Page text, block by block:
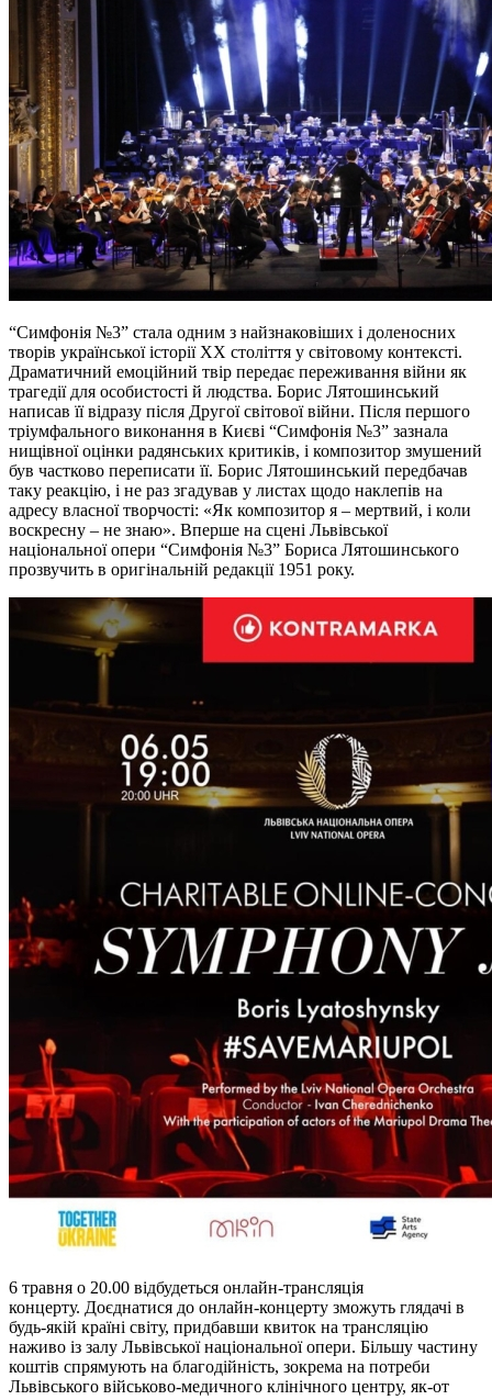
“Симфонія №3” стала одним з найзнаковіших і доленосних
творів української історії XX століття у світовому контексті.
Драматичний емоційний твір передає переживання війни як
трагедії для особистості й людства. Борис Лятошинський
написав її відразу після Другої світової війни. Після першого
тріумфального виконання в Києві “Симфонія №3” зазнала
нищівної оцінки радянських критиків, і композитор змушений
був частково переписати її. Борис Лятошинський передбачав
таку реакцію, і не раз згадував у листах щодо наклепів на
адресу власної творчості: «Як композитор я – мертвий, і коли
воскресну – не знаю». Вперше на сцені Львівської
національної опери “Симфонія №3” Бориса Лятошинського
прозвучить в оригінальній редакції 1951 року.
6 травня о 20.00 відбудеться онлайн-трансляція
концерту. Доєднатися до онлайн-концерту зможуть глядачі в
будь-якій країні світу, придбавши квиток на трансляцію
наживо із залу Львівської національної опери. Більшу частину
коштів спрямують на благодійність, зокрема на потреби
Львівського військово-медичного клінічного центру, як-от